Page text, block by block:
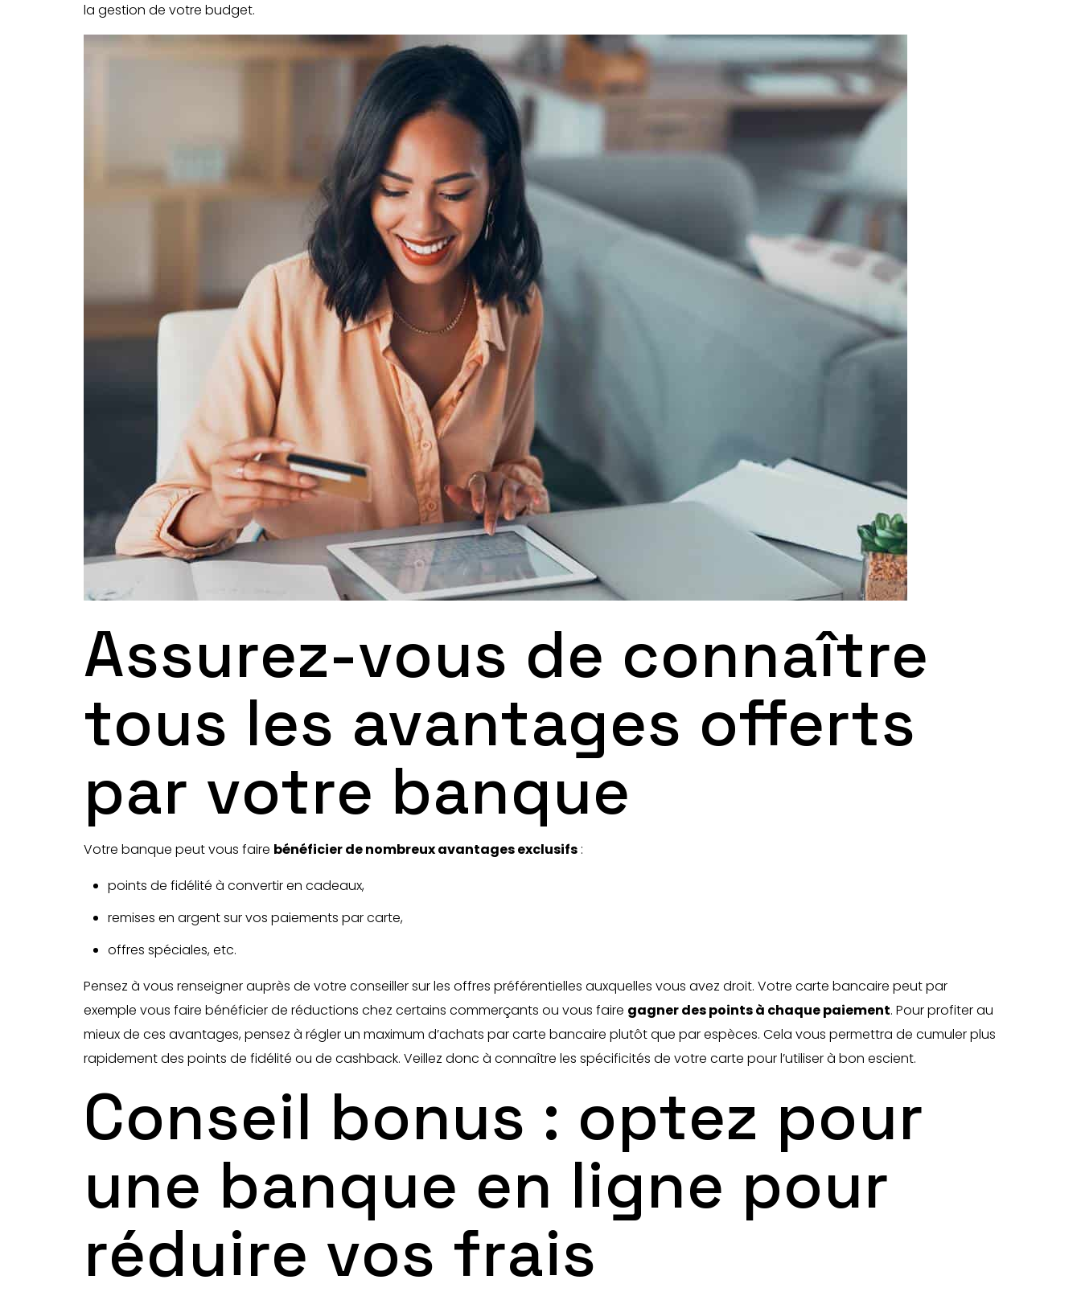
la gestion de votre budget.
Assurez-vous de connaître
tous les avantages offerts
par votre banque
Votre banque peut vous faire bénéficier de nombreux avantages exclusifs:
points de fidélité à convertir en cadeaux,
remises en argent sur vos paiements par carte,
offres spéciales, etc.
Pensez à vous renseigner auprès de votre conseiller sur les offres préférentielles auxquelles vous avez droit. Votre carte bancaire peut par
exemple vous faire bénéficier de réductions chez certains commerçants ou vous faire gagner des points à chaque paiement. Pour profiter au
mieux de ces avantages, pensez à régler un maximum d’achats par carte bancaire plutôt que par espèces. Cela vous permettra de cumuler plus
rapidement des points de fidélité ou de cashback. Veillez donc à connaître les spécificités de votre carte pour l’utiliser à bon escient.
Conseil bonus : optez pour
une banque en ligne pour
réduire vos frais